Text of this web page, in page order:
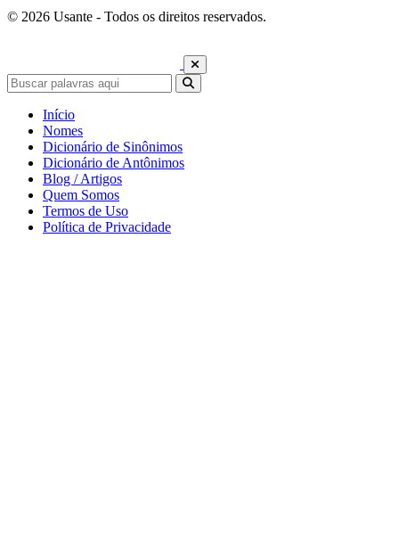
© 2026 Usante - Todos os direitos reservados.
Início
Nomes
Dicionário de Sinônimos
Dicionário de Antônimos
Blog / Artigos
Quem Somos
Termos de Uso
Política de Privacidade